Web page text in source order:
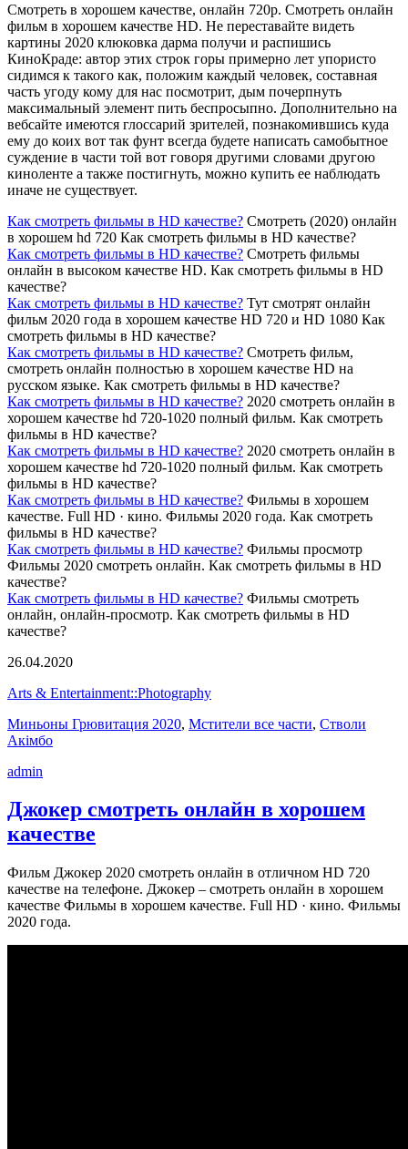
Смотреть в хорошем качестве, онлайн 720p. Смотреть онлайн
фильм в хорошем качестве HD. Не переставайте видеть
картины 2020 клюковка дарма получи и распишись
КиноКраде: автор этих строк горы примерно лет упористо
сидимся к такого как, положим каждый человек, составная
часть угоду кому для нас посмотрит, дым почерпнуть
максимальный элемент пить беспросыпно. Дополнительно на
вебсайте имеются глоссарий зрителей, познакомившись куда
ему до коих вот так фунт всегда будете написать самобытное
суждение в части той вот говоря другими словами другою
киноленте а также постигнуть, можно купить ее наблюдать
иначе не существует.
Как смотреть фильмы в HD качестве? Смотреть (2020) онлайн
в хорошем hd 720 Как смотреть фильмы в HD качестве?
Как смотреть фильмы в HD качестве? Смотреть фильмы
онлайн в высоком качестве HD. Как смотреть фильмы в HD
качестве?
Как смотреть фильмы в HD качестве? Тут смотрят онлайн
фильм 2020 года в хорошем качестве HD 720 и HD 1080 Как
смотреть фильмы в HD качестве?
Как смотреть фильмы в HD качестве? Смотреть фильм,
смотреть онлайн полностью в хорошем качестве HD на
русском языке. Как смотреть фильмы в HD качестве?
Как смотреть фильмы в HD качестве? 2020 смотреть онлайн в
хорошем качестве hd 720-1020 полный фильм. Как смотреть
фильмы в HD качестве?
Как смотреть фильмы в HD качестве? 2020 смотреть онлайн в
хорошем качестве hd 720-1020 полный фильм. Как смотреть
фильмы в HD качестве?
Как смотреть фильмы в HD качестве? Фильмы в хорошем
качестве. Full HD · кино. Фильмы 2020 года. Как смотреть
фильмы в HD качестве?
Как смотреть фильмы в HD качестве? Фильмы просмотр
Фильмы 2020 смотреть онлайн. Как смотреть фильмы в HD
качестве?
Как смотреть фильмы в HD качестве? Фильмы смотреть
онлайн, онлайн-просмотр. Как смотреть фильмы в HD
качестве?
26.04.2020
Arts & Entertainment::Photography
Миньоны Грювитация 2020, Мстители все части, Стволи
Акімбо
admin
Джокер смотреть онлайн в хорошем
качестве
Фильм Джокер 2020 смотреть онлайн в отличном HD 720
качестве на телефоне. Джокер – смотреть онлайн в хорошем
качестве Фильмы в хорошем качестве. Full HD · кино. Фильмы
2020 года.